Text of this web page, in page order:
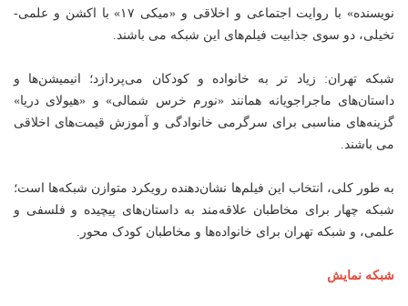
نویسنده» با روایت اجتماعی و اخلاقی و «میکی ۱۷» با اکشن و علمی-
تخیلی، دو سوی جذابیت فیلم‌های این شبکه می باشند.
شبکه تهران: زیاد تر به خانواده و کودکان می‌پردازد؛ انیمیشن‌ها و
داستان‌های ماجراجویانه همانند «نورم خرس شمالی» و «هیولای دریا»
گزینه‌های مناسبی برای سرگرمی خانوادگی و آموزش قیمت‌های اخلاقی
می باشند.
به طور کلی، انتخاب این فیلم‌ها نشان‌دهنده رویکرد متوازن شبکه‌ها است؛
شبکه چهار برای مخاطبان علاقه‌مند به داستان‌های پیچیده و فلسفی و
علمی، و شبکه تهران برای خانواده‌ها و مخاطبان کودک محور.
شبکه نمایش